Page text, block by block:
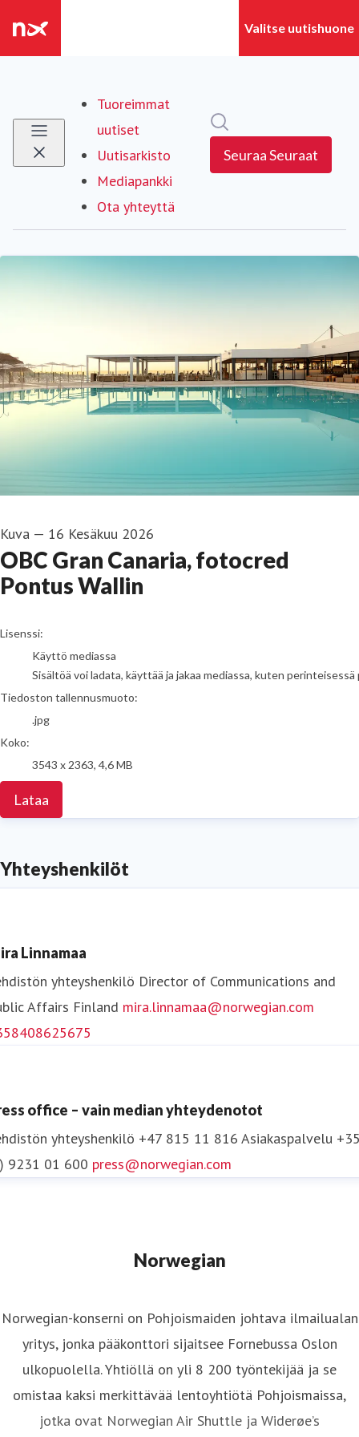
Tuoreimmat
uutiset
Uutisarkisto
Mediapankki
Ota yhteyttä
SeuraaSeuraat
Kuva — 16 Kesäkuu 2026
OBC Gran Canaria, fotocred
Pontus Wallin
go to media item
Lisenssi:
Käyttö mediassa
Sisältöä voi ladata, käyttää ja jakaa mediassa, kuten
Tiedoston tallennusmuoto:
.jpg
Koko:
3543 x 2363, 4,6 MB
Lataa
Yhteyshenkilöt
Linnamaa
yhteyshenkilö Director of Communications and
Affairs Finland mira.linnamaa@norwegian.com
office – vain median yhteydenotot
yhteyshenkilö +47 815 11 816 Asiakaspalvelu
9231 01 600 press@norwegian.com
Norwegian
Norwegian-konserni on Pohjoismaiden johtava ilmailualan
yritys, jonka pääkonttori sijaitsee Fornebussa Oslon
ulkopuolella. Yhtiöllä on yli 8 200 työntekijää ja se
omistaa kaksi merkittävää lentoyhtiötä Pohjoismaissa,
jotka ovat Norwegian Air Shuttle ja Widerøe’s